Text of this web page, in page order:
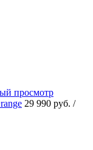
просмотр
29 990 руб. /